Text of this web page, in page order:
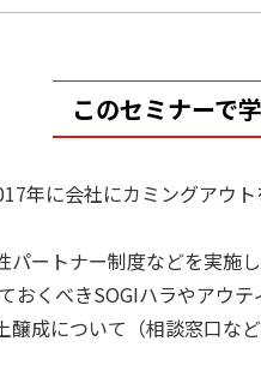
このセミナーで
年に会社にカミングアウト
ートナー制度などを実施
おくべきSOGIハラやアウ
醸成について（相談窓口な